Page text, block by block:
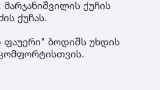
ქუჩის
ქუჩას.
ბოდიშს უხდის